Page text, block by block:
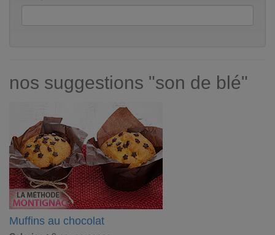
nos suggestions "son de blé"
Muffins au chocolat